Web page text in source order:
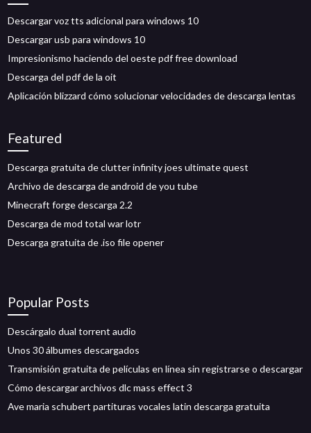
Descargar voz tts adicional para windows 10
Descargar usb para windows 10
Impresionismo haciendo del oeste pdf free download
Descarga del pdf de la oit
Aplicación blizzard cómo solucionar velocidades de descarga lentas
Featured
Descarga gratuita de clutter infinity joes ultimate quest
Archivo de descarga de android de you tube
Minecraft forge descarga 2.2
Descarga de mod total war lotr
Descarga gratuita de .iso file opener
Popular Posts
Descárgalo dual torrent audio
Unos 30 álbumes descargados
Transmisión gratuita de películas en línea sin registrarse o descargar
Cómo descargar archivos dlc mass effect 3
Ave maria schubert partituras vocales latin descarga gratuita